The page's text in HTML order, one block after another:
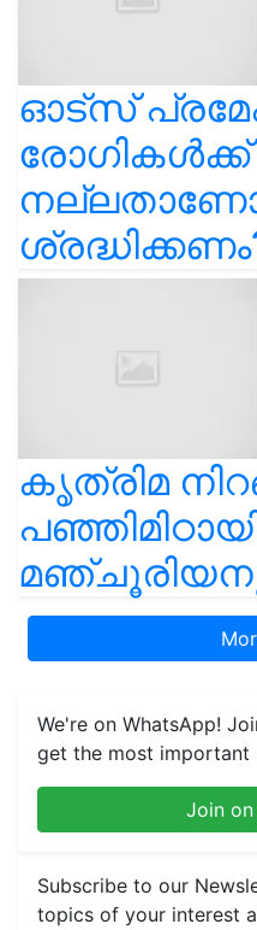
ഓട്സ്
രോഗികൾക്ക്
കൃത്രിമ
We're on WhatsApp!
get the most important
Join
Subscribe to our
topics of your interest